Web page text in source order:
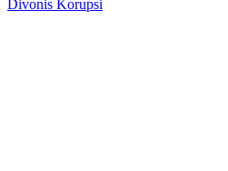
Divonis Korupsi